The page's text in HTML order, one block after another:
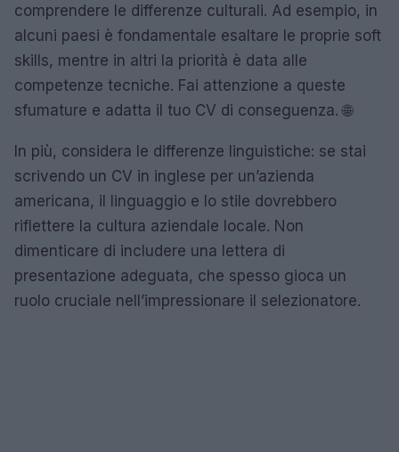
comprendere le differenze culturali. Ad esempio, in
alcuni paesi è fondamentale esaltare le proprie soft
skills, mentre in altri la priorità è data alle
competenze tecniche. Fai attenzione a queste
sfumature e adatta il tuo CV di conseguenza. 🌐
In più, considera le differenze linguistiche: se stai
scrivendo un CV in inglese per un’azienda
americana, il linguaggio e lo stile dovrebbero
riflettere la cultura aziendale locale. Non
dimenticare di includere una lettera di
presentazione adeguata, che spesso gioca un
ruolo cruciale nell’impressionare il selezionatore.